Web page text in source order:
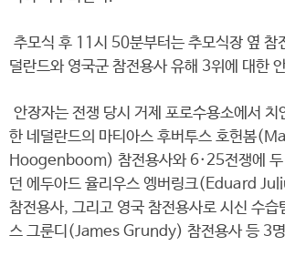
추모식 후 11시 50분부터는 추모식장 옆 참
덜란드와 영국군 참전용사 유해 3위에 대한
안장자는 전쟁 당시 거제 포로수용소에서 치
한 네덜란드의 마티아스 후버투스 호헌봄
Hoogenboom) 참전용사와 6·25전쟁에 두
던 에두아드 율리우스 엥버링크(Eduard
참전용사, 그리고 영국 참전용사로 시신 수습
스 그룬디(James Grundy) 참전용사 등 3